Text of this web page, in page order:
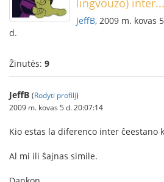
lingvouzo) inter...
JeffB, 2009 m. kovas 5
d.
Žinutės: 9
JeffB (Rodyti profilį)
2009 m. kovas 5 d. 20:07:14
Kio estas la diferenco inter ĉeestano
Al mi ili ŝajnas simile.